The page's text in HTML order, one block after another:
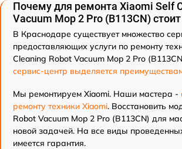
Почему для ремонта Xiaomi Self
Vacuum Mop 2 Pro (B113CN)
В Краснодаре существует множество
предоставляющих услуги по ремонту
Cleaning Robot Vacuum Mop 2 Pro
сервис-центр выделяется
Мы ремонтируем Xiaomi. Наши мастера -
ремонту техники Xiaomi. Восстановить
Robot Vacuum Mop 2 Pro (B113CN) для
новой задачей. На все виды
имеется гарантия.